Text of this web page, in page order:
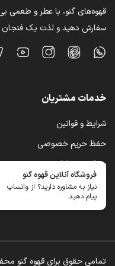
قهوه‌های گنو، با عطر و طعمی
سفارش دهید و لذت یک فنجان
خدمات مشتریان
شرایط و قوانین
حفظ حریم خصوصی
سوالات متداول
رویه ارسال کالا
فروشگاه آنلاین قهوه گنو
نیاز به مشاوره دارید؟ از واتساپ
پیام دهید.
تمامی حقوق برای قهوه گنو